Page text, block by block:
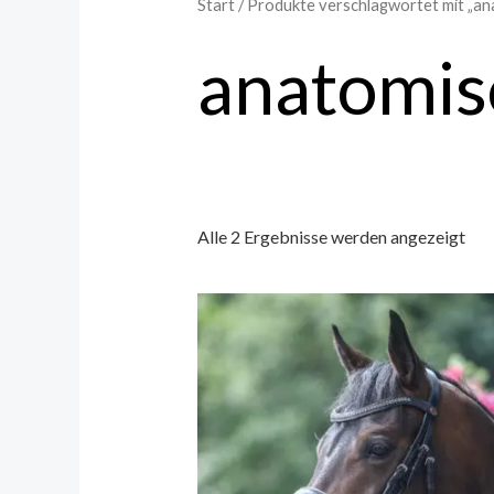
Start/ Produkte verschlagwortet mit
Alle 2 Ergebnisse werden angezeigt